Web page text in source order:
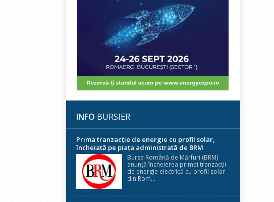
INFO BURSIER
Prima tranzacție de energie cu profil solar,
încheiată pe piața administrată de BRM
Bursa Română de Mărfuri (BRM)
anunță încheierea primei tranzacții
de energie electrică cu profil solar
din Rom...